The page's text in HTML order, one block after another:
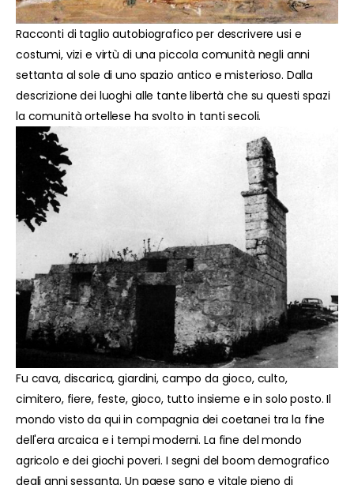
Racconti di taglio autobiografico per descrivere usi e
costumi, vizi e virtù di una piccola comunità negli anni
settanta al sole di uno spazio antico e misterioso. Dalla
descrizione dei luoghi alle tante libertà che su questi spazi
la comunità ortellese ha svolto in tanti secoli.
Fu cava, discarica, giardini, campo da gioco, culto,
cimitero, fiere, feste, gioco, tutto insieme e in solo posto. Il
mondo visto da qui in compagnia dei coetanei tra la fine
dell'era arcaica e i tempi moderni. La fine del mondo
agricolo e dei giochi poveri. I segni del boom demografico
degli anni sessanta. Un paese sano e vitale pieno di